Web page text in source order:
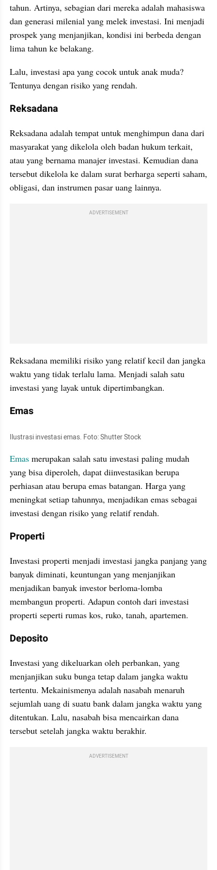
tahun. Artinya, sebagian dari mereka adalah mahasiswa
dan generasi milenial yang melek investasi. Ini menjadi
prospek yang menjanjikan, kondisi ini berbeda dengan
lima tahun ke belakang.
Lalu, investasi apa yang cocok untuk anak muda?
Tentunya dengan risiko yang rendah.
Reksadana
Reksadana adalah tempat untuk menghimpun dana dari
masyarakat yang dikelola oleh badan hukum terkait,
atau yang bernama manajer investasi. Kemudian dana
tersebut dikelola ke dalam surat berharga seperti saham,
obligasi, dan instrumen pasar uang lainnya.
ADVERTISEMENT
Reksadana memiliki risiko yang relatif kecil dan jangka
waktu yang tidak terlalu lama. Menjadi salah satu
investasi yang layak untuk dipertimbangkan.
Emas
Ilustrasi investasi emas. Foto: Shutter Stock
Emas merupakan salah satu investasi paling mudah
yang bisa diperoleh, dapat diinvestasikan berupa
perhiasan atau berupa emas batangan. Harga yang
meningkat setiap tahunnya, menjadikan emas sebagai
investasi dengan risiko yang relatif rendah.
Properti
Investasi properti menjadi investasi jangka panjang yang
banyak diminati, keuntungan yang menjanjikan
menjadikan banyak investor berloma-lomba
membangun properti. Adapun contoh dari investasi
properti seperti rumas kos, ruko, tanah, apartemen.
Deposito
Investasi yang dikeluarkan oleh perbankan, yang
menjanjikan suku bunga tetap dalam jangka waktu
tertentu. Mekainismenya adalah nasabah menaruh
sejumlah uang di suatu bank dalam jangka waktu yang
ditentukan. Lalu, nasabah bisa mencairkan dana
tersebut setelah jangka waktu berakhir.
ADVERTISEMENT